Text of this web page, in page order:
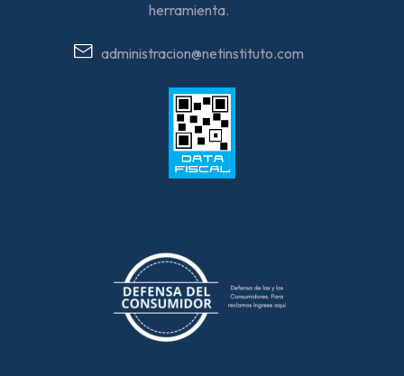
herramienta.
administracion@netinstituto.com